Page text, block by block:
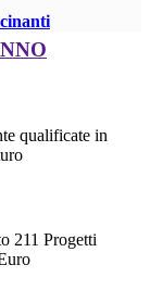
qualificate in
211 Progetti